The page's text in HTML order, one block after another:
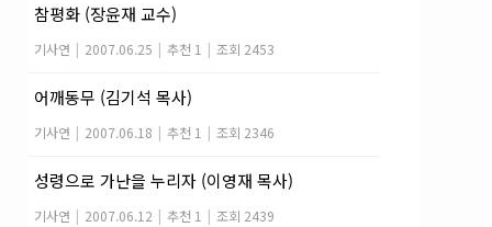
참평화 (장윤재 교수)
기사연 | 2007.06.25 | 추천 1 | 조회 2453
어깨동무 (김기석 목사)
기사연 | 2007.06.18 | 추천 1 | 조회 2346
성령으로 가난을 누리자 (이영재 목사)
기사연 | 2007.06.12 | 추천 1 | 조회 2439